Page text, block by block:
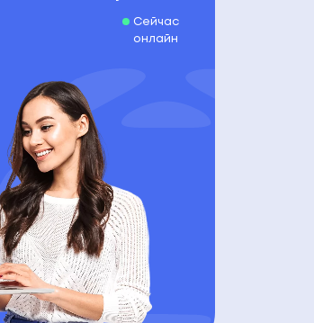
Сейчас
онлайн